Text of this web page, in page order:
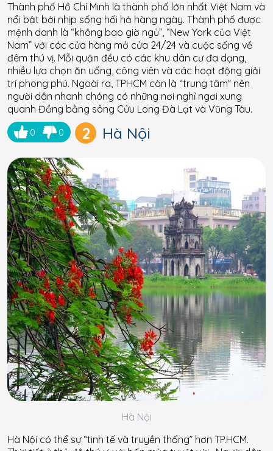
Thành phố Hồ Chí Minh là thành phố lớn nhất Việt Nam và
nổi bật bởi nhịp sống hối hả hàng ngày. Thành phố được
mệnh danh là “không bao giờ ngủ”, “New York của Việt
Nam” với các cửa hàng mở cửa 24/24 và cuộc sống về
đêm thú vị. Mỗi quận đều có các khu dân cư đa dạng,
nhiều lựa chọn ăn uống, công viên và các hoạt động giải
trí phong phú. Ngoài ra, TPHCM còn là “trung tâm” nên
người dân nhanh chóng có những nơi nghỉ ngơi xung
quanh Đồng bằng sông Cửu Long Đà Lạt và Vũng Tàu.
0 0 2 Hà Nội
Hà Nội
Hà Nội có thể sự “tinh tế và truyền thống” hơn TP.HCM.